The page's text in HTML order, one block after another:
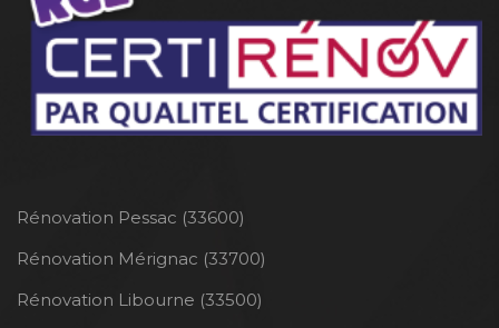
Rénovation Pessac (33600)
Rénovation Mérignac (33700)
Rénovation Libourne (33500)